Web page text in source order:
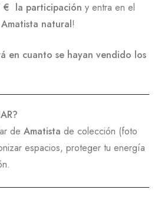
€ la participación y entra en el
Amatista natural!
en cuanto se hayan vendido los
de Amatista de colección (foto
espacios, proteger tu energía